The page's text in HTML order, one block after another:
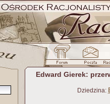
Edward Gierek:
Dziedzina: